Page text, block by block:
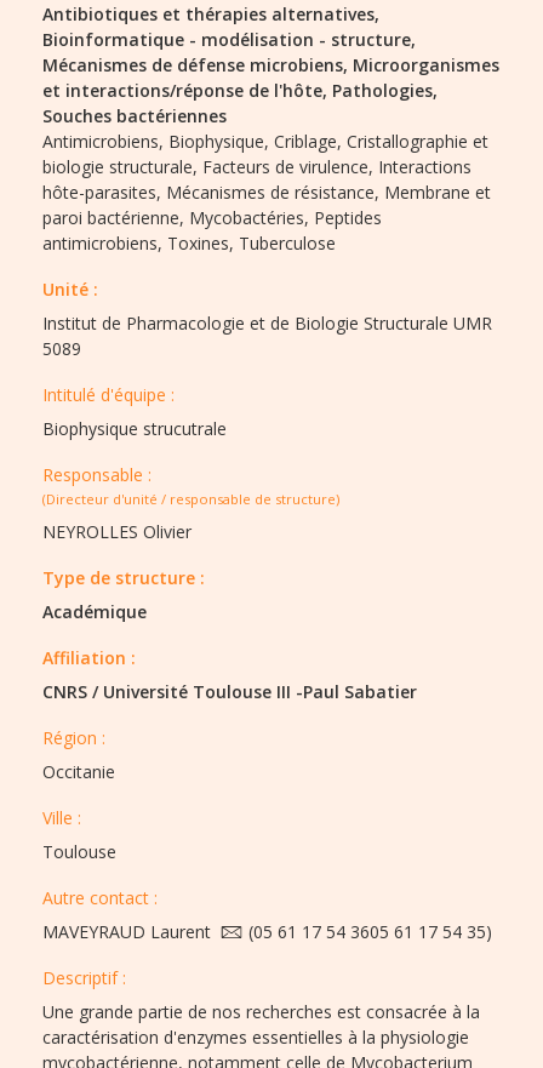
Antibiotiques et thérapies alternatives,
Bioinformatique - modélisation - structure,
Mécanismes de défense microbiens, Microorganismes
et interactions/réponse de l'hôte, Pathologies,
Souches bactériennes
Antimicrobiens, Biophysique, Criblage, Cristallographie et
biologie structurale, Facteurs de virulence, Interactions
hôte-parasites, Mécanismes de résistance, Membrane et
paroi bactérienne, Mycobactéries, Peptides
antimicrobiens, Toxines, Tuberculose
Unité :
Institut de Pharmacologie et de Biologie Structurale UMR
5089
Intitulé d'équipe :​
Biophysique strucutrale
Responsable :
(Directeur d'unité / responsable de structure)
NEYROLLES Olivier
Type de structure :​
Académique
Affiliation :
CNRS / Université Toulouse III -Paul Sabatier
Région :​​
Occitanie
Ville :​​
Toulouse
Autre contact :
MAVEYRAUD Laurent
(05 61 17 54 3605 61 17 54 35)
Descriptif :​
Une grande partie de nos recherches est consacrée à la
caractérisation d'enzymes essentielles à la physiologie
mycobactérienne, notamment celle de Mycobacterium